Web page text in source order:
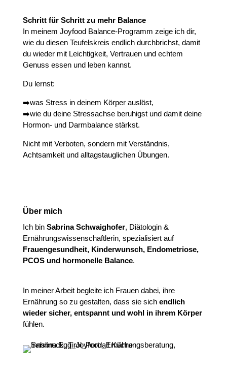
Schritt für Schritt zu mehr Balance
In meinem Joyfood Balance-Programm zeige ich dir,
wie du diesen Teufelskreis endlich durchbrichst, damit
du wieder mit Leichtigkeit, Vertrauen und echtem
Genuss essen und leben kannst.
Du lernst:
➡️was Stress in deinem Körper auslöst,
➡️wie du deine Stressachse beruhigst und damit deine
Hormon- und Darmbalance stärkst.
Nicht mit Verboten, sondern mit Verständnis,
Achtsamkeit und alltagstauglichen Übungen.
Über mich
Ich bin Sabrina Schwaighofer, Diätologin &
Ernährungswissenschaftlerin, spezialisiert auf
Frauengesundheit, Kinderwunsch, Endometriose,
PCOS und hormonelle Balance.
In meiner Arbeit begleite ich Frauen dabei, ihre
Ernährung so zu gestalten, dass sie sich endlich
wieder sicher, entspannt und wohl in ihrem Körper
fühlen.